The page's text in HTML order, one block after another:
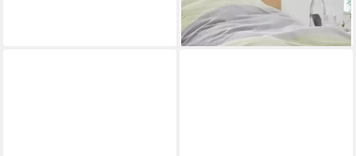
-16%
lieferbar - in 2-3 Werktagen bei dir